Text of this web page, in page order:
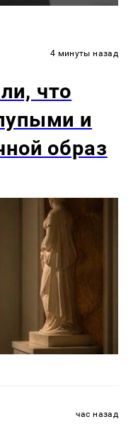
4 минуты назад
что
и
образ
час назад